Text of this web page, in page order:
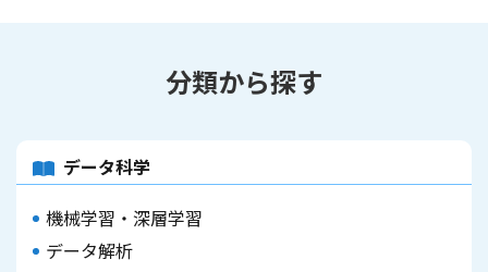
分類から探す
データ科学
機械学習・深層学習
データ解析